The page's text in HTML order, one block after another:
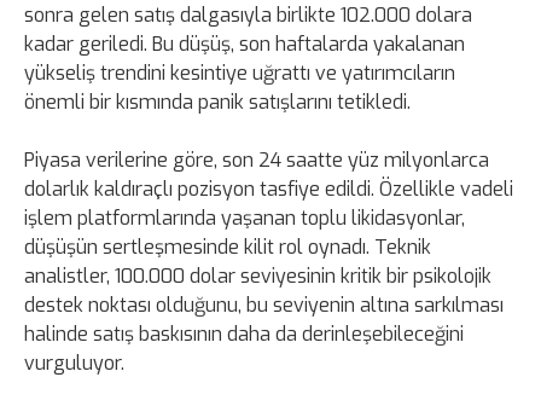
sonra gelen satış dalgasıyla birlikte 102.000 dolara
kadar geriledi. Bu düşüş, son haftalarda yakalanan
yükseliş trendini kesintiye uğrattı ve yatırımcıların
önemli bir kısmında panik satışlarını tetikledi.
Piyasa verilerine göre, son 24 saatte yüz milyonlarca
dolarlık kaldıraçlı pozisyon tasfiye edildi. Özellikle vadeli
işlem platformlarında yaşanan toplu likidasyonlar,
düşüşün sertleşmesinde kilit rol oynadı. Teknik
analistler, 100.000 dolar seviyesinin kritik bir psikolojik
destek noktası olduğunu, bu seviyenin altına sarkılması
halinde satış baskısının daha da derinleşebileceğini
vurguluyor.